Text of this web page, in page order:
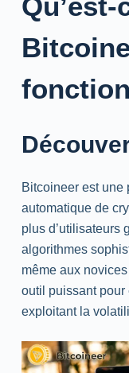
Qu’est-
Bitcoineer est une
automatique de
plus d’utilisateurs
algorithmes
même aux
outil puissant pour
exploitant la